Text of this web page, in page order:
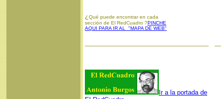
¿ Qué puede encontrar en cada
sección de El RedCuadro ?PINCHE
AQUI PARA IR AL "MAPA DE WEB"
Ir a la portada de